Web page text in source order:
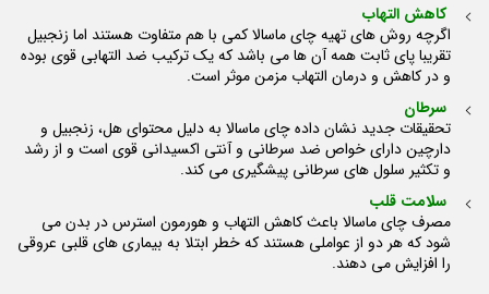
کاهش التهاب
اگرچه روش های تهیه چای ماسالا کمی با هم متفاوت هستند اما زنجبیل
تقریبا پای ثابت همه آن ها می باشد که یک ترکیب ضد التهابی قوی بوده
و در کاهش و درمان التهاب مزمن موثر است.
سرطان
تحقیقات جدید نشان داده چای ماسالا به دلیل محتوای هل، زنجبیل و
دارچین دارای خواص ضد سرطانی و آنتی اکسیدانی قوی است و از رشد
و تکثیر سلول های سرطانی پیشگیری می کند.
سلامت قلب
مصرف چای ماسالا باعث کاهش التهاب و هورمون استرس در بدن می
شود که هر دو از عواملی هستند که خطر ابتلا به بیماری های قلبی عروقی
را افزایش می دهند.